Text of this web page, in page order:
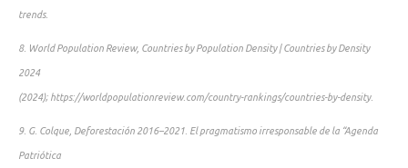
trends.
8. World Population Review, Countries by Population Density | Countries by Density
2024
(2024); https://worldpopulationreview.com/country-rankings/countries-by-density.
9. G. Colque, Deforestación 2016–2021. El pragmatismo irresponsable de la “Agenda
Patriótica